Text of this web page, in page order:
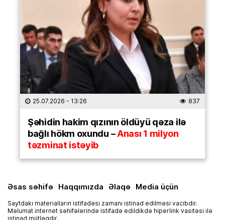
25.07.2026 - 13:26 837
Şəhidin hakim qızının öldüyü qəza ilə
bağlı hökm oxundu –Anası 1 milyon
təzminat istəyib
Əsas səhifə Haqqımızda Əlaqə Media üçün
Saytdakı materialların istifadəsi zamanı istinad edilməsi vacibdir.
Məlumat internet səhifələrində istifadə edildikdə hiperlink vasitəsi ilə